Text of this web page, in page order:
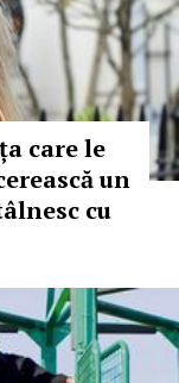
care le
un
cu